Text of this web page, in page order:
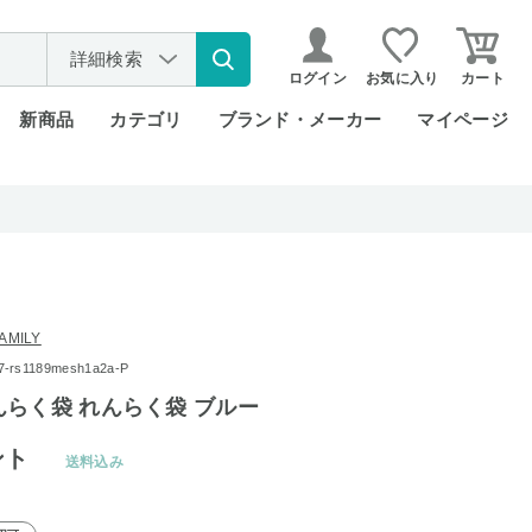
詳細検索
ログイン お気に入り カート
新商品 カテゴリ ブランド・メーカー マイページ
rs1189mesh1a2a-P
らく袋 れんらく袋 ブルー
送料込み